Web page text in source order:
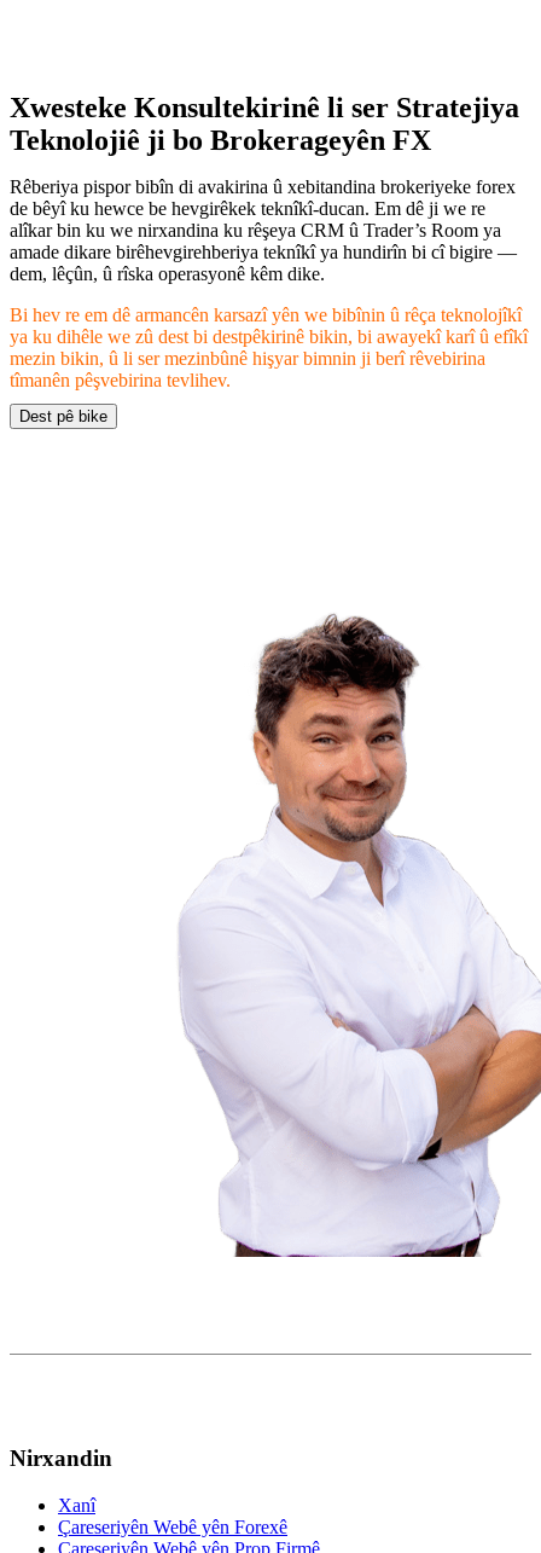
Xwesteke Konsultekirinê li ser Stratejiya
Teknolojiê ji bo Brokerageyên FX
Rêberiya pispor bibîn di avakirina û xebitandina brokeriyeke forex
de bêyî ku hewce be hevgirêkek teknîkî-ducan. Em dê ji we re
alîkar bin ku we nirxandina ku rêşeya CRM û Trader’s Room ya
amade dikare birêhevgirehberiya teknîkî ya hundirîn bi cî bigire —
dem, lêçûn, û rîska operasyonê kêm dike.
Bi hev re em dê armancên karsazî yên we bibînin û rêça teknolojîkî
ya ku dihêle we zû dest bi destpêkirinê bikin, bi awayekî karî û efîkî
mezin bikin, û li ser mezinbûnê hişyar bimnin ji berî rêvebirina
tîmanên pêşvebirina tevlihev.
Dest pê bike
Nirxandin
Xanî
Çareseriyên Webê yên Forexê
Çareseriyên Webê yên Prop Firmê